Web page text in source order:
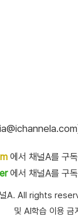
에서 채널A를 구
에서 채널A를 구
A. All rights
및 AI학습 이용 금